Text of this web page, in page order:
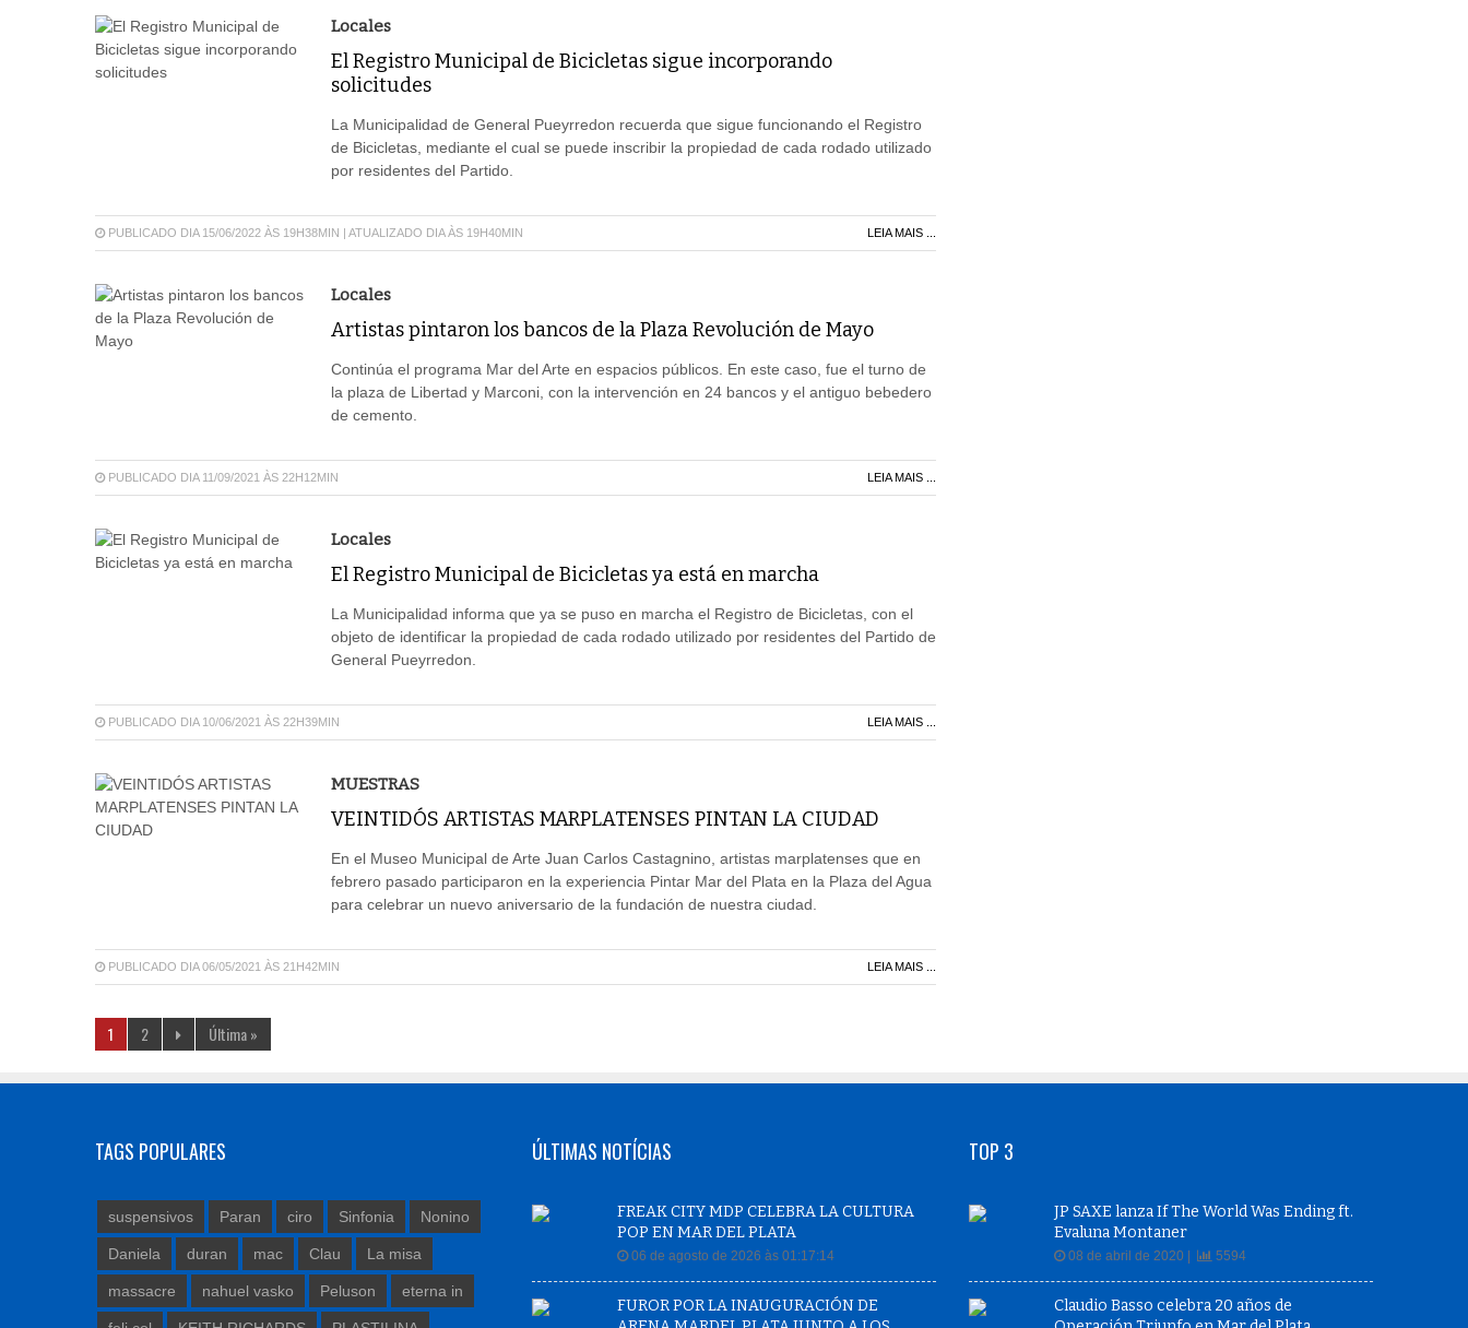
Locales
El Registro Municipal de Bicicletas sigue incorporando
solicitudes
La Municipalidad de General Pueyrredon recuerda que sigue funcionando el Registro
de Bicicletas, mediante el cual se puede inscribir la propiedad de cada rodado utilizado
por residentes del Partido.
PUBLICADO DIA 15/06/2022 ÀS 19H38MIN | ATUALIZADO DIA ÀS 19H40MIN LEIA MAIS ...
Locales
Artistas pintaron los bancos de la Plaza Revolución de Mayo
Continúa el programa Mar del Arte en espacios públicos. En este caso, fue el turno de
la plaza de Libertad y Marconi, con la intervención en 24 bancos y el antiguo bebedero
de cemento.
PUBLICADO DIA 11/09/2021 ÀS 22H12MIN LEIA MAIS ...
Locales
El Registro Municipal de Bicicletas ya está en marcha
La Municipalidad informa que ya se puso en marcha el Registro de Bicicletas, con el
objeto de identificar la propiedad de cada rodado utilizado por residentes del Partido de
General Pueyrredon.
PUBLICADO DIA 10/06/2021 ÀS 22H39MIN LEIA MAIS ...
MUESTRAS
VEINTIDÓS ARTISTAS MARPLATENSES PINTAN LA CIUDAD
En el Museo Municipal de Arte Juan Carlos Castagnino, artistas marplatenses que en
febrero pasado participaron en la experiencia Pintar Mar del Plata en la Plaza del Agua
para celebrar un nuevo aniversario de la fundación de nuestra ciudad.
PUBLICADO DIA 06/05/2021 ÀS 21H42MIN LEIA MAIS ...
1 2 Última »
TAGS POPULARES
suspensivos Paran ciro Sinfonia Nonino
Daniela duran mac Clau La misa
massacre nahuel vasko Peluson eterna in
ÚLTIMAS NOTÍCIAS
FREAK CITY MDP CELEBRA LA CULTURA
POP EN MAR DEL PLATA
06 de agosto de 2026 às 01:17:14
FUROR POR LA INAUGURACIÓN DE
TOP 3
JP SAXE lanza If The World Was Ending ft.
Evaluna Montaner
08 de abril de 2020 | 5594
Claudio Basso celebra 20 años de